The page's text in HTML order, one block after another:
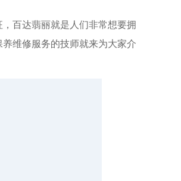
百达翡丽就是人们非常想要拥
维修服务的技师就来为大家介